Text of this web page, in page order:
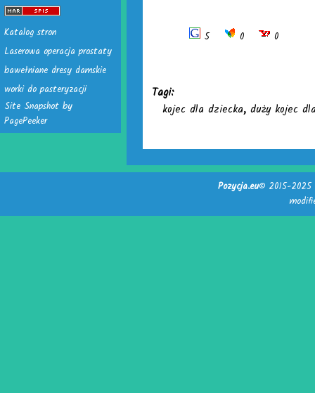
Katalog stron
Laserowa operacja prostaty
bawełniane dresy damskie
worki do pasteryzacji
Site Snapshot by
PagePeeker
5 0 0
Tagi:
kojec dla dziecka, duży kojec
Pozycja.eu© 2015-